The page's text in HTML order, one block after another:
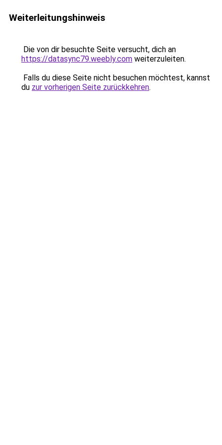
Weiterleitungshinweis
Die von dir besuchte Seite versucht, dich an
https://datasync79.weebly.com weiterzuleiten.
Falls du diese Seite nicht besuchen möchtest, kannst
du zur vorherigen Seite zurückkehren.